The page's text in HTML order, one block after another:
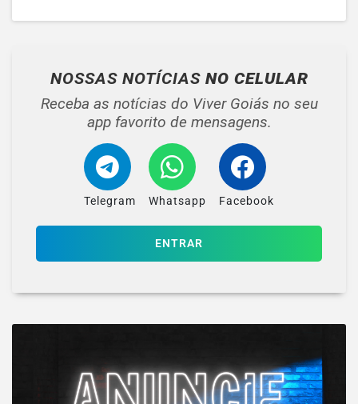
NOSSAS NOTÍCIAS NO CELULAR
Receba as notícias do Viver Goiás no seu
app favorito de mensagens.
Telegram Whatsapp Facebook
ENTRAR